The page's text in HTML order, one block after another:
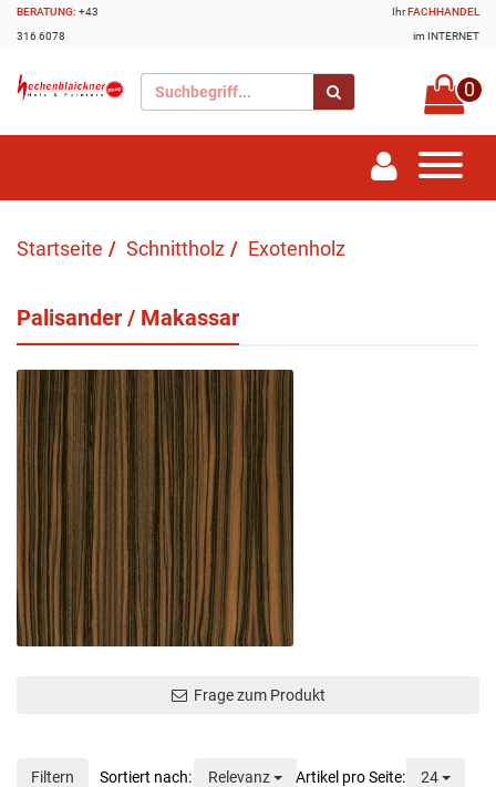
BERATUNG: +43
316 6078
IhrFACHHANDEL
im INTERNET
0
Startseite Schnittholz Exotenholz
Palisander / Makassar
Frage zum Produkt
Filtern Relevanz Sortierung 24